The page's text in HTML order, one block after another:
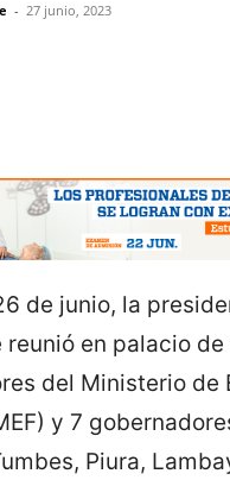
- 27 junio, 2023
de junio, la
reunió en palacio de
del Ministerio de
y 7
Piura,